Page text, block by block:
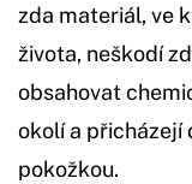
zda materiál, ve
života, neškodí
obsahovat
okolí a přicházejí
pokožkou.